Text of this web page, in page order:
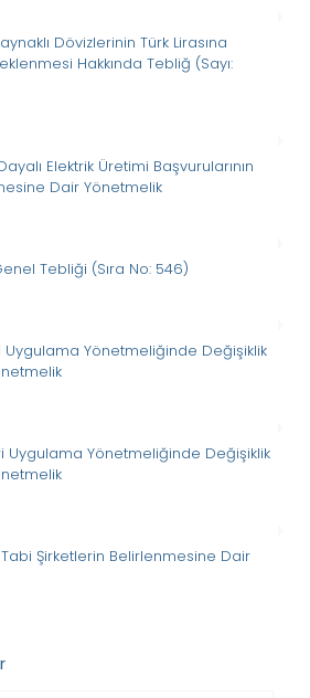
Dövizlerinin Türk Lirasına
Hakkında Tebliğ (Sayı:
Elektrik Üretimi Başvurularının
Dair Yönetmelik
Tebliği (Sıra No: 546)
Uygulama Yönetmeliğinde Değişiklik
Uygulama Yönetmeliğinde Değişiklik
Şirketlerin Belirlenmesine Dair